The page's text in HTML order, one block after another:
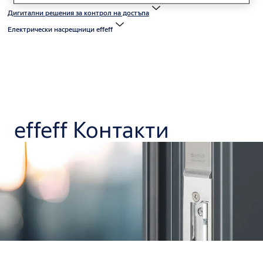
Дигитални решения за контрол на достъпа
Електрически насрещници effeff
effeff Контакти